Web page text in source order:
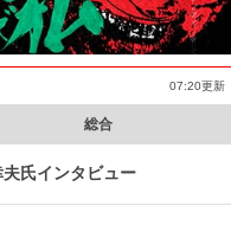
07:20更新
総合
氏インタビュー